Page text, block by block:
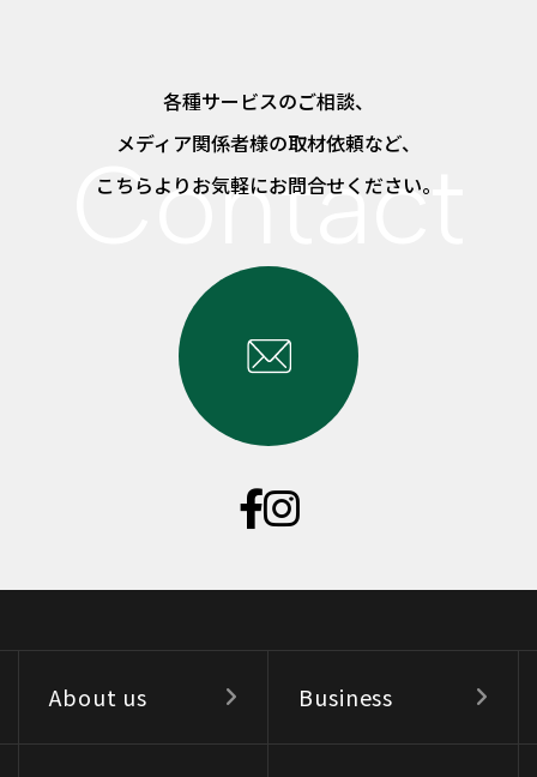
各種サービスのご相談、
メディア関係者様の取材依頼など、
こちらよりお気軽にお問合せください。
About us Business